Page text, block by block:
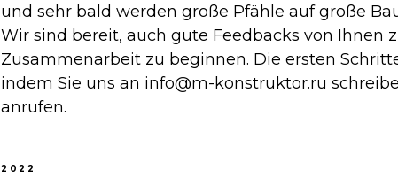
und sehr bald werden große Pfähle auf große
Wir sind bereit, auch gute Feedbacks von Ihnen
Zusammenarbeit zu beginnen. Die ersten
indem Sie uns an info@m-konstruktor.ru
anrufen.
2022